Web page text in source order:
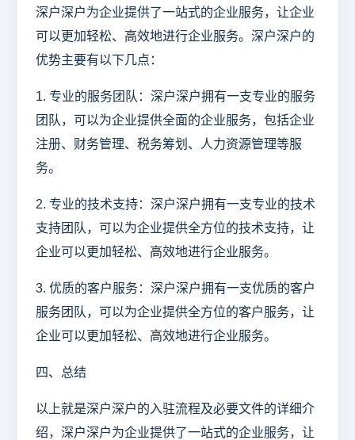
深户深户为企业提供了一站式的企业服务，让企业
可以更加轻松、高效地进行企业服务。深户深户的
优势主要有以下几点：
1. 专业的服务团队：深户深户拥有一支专业的服务
团队，可以为企业提供全面的企业服务，包括企业
注册、财务管理、税务筹划、人力资源管理等服
务。
2. 专业的技术支持：深户深户拥有一支专业的技术
支持团队，可以为企业提供全方位的技术支持，让
企业可以更加轻松、高效地进行企业服务。
3. 优质的客户服务：深户深户拥有一支优质的客户
服务团队，可以为企业提供全方位的客户服务，让
企业可以更加轻松、高效地进行企业服务。
四、总结
以上就是深户深户的入驻流程及必要文件的详细介
绍，深户深户为企业提供了一站式的企业服务，让